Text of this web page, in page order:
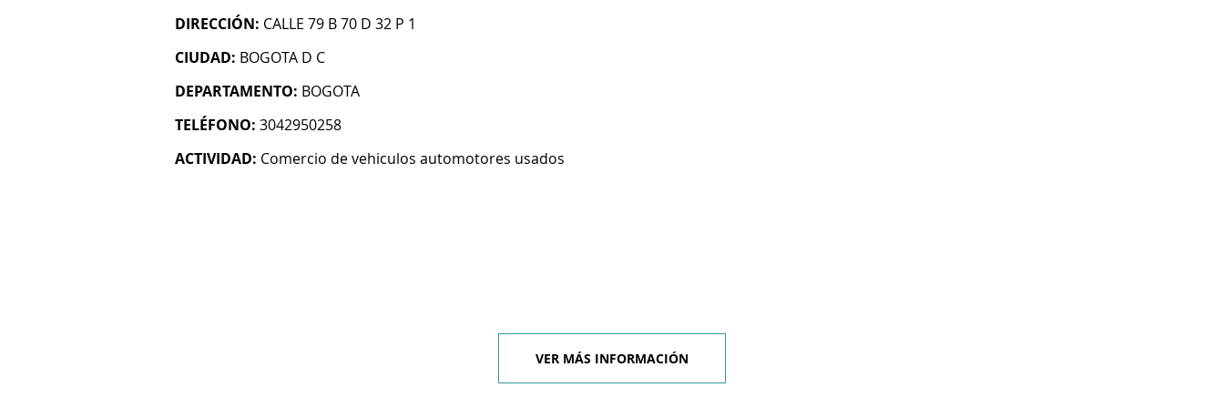
DIRECCIÓN: CALLE 79 B 70 D 32 P 1
CIUDAD: BOGOTA D C
DEPARTAMENTO: BOGOTA
TELÉFONO: 3042950258
ACTIVIDAD: Comercio de vehiculos automotores usados
VER MÁS INFORMACIÓN